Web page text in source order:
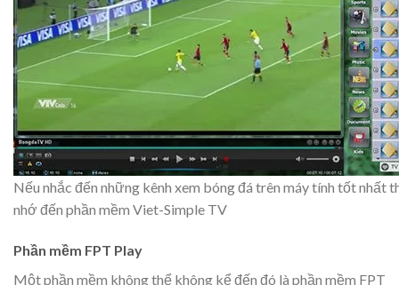
Nếu nhắc đến những kênh xem bóng đá trên máy tính tốt nhất
nhớ đến phần mềm Viet-Simple TV
Phần mềm FPT Play
Một phần mềm không thể không kể đến đó là phần mềm FPT